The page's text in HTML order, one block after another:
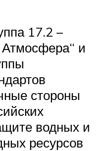
17.2 –
и
стороны
водных и
ресурсов